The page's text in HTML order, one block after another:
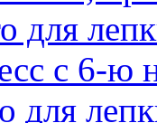
для
с 6-ю
для